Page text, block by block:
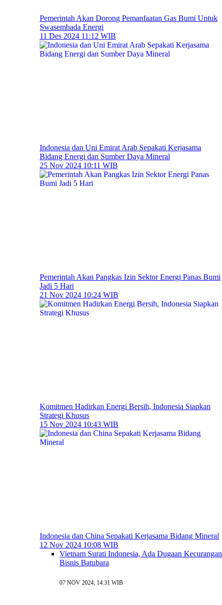
Pemerintah Akan Dorong Pemanfaatan Gas Bumi Untuk
Swasembada Energi
11 Des 2024 11:12 WIB
Indonesia dan Uni Emirat Arab Sepakati Kerjasama
Bidang Energi dan Sumber Daya Mineral
25 Nov 2024 10:11 WIB
Pemerintah Akan Pangkas Izin Sektor Energi Panas Bumi
Jadi 5 Hari
21 Nov 2024 10:24 WIB
Komitmen Hadirkan Energi Bersih, Indonesia Siapkan
Strategi Khusus
15 Nov 2024 10:43 WIB
Indonesia dan China Sepakati Kerjasama Bidang Mineral
12 Nov 2024 10:08 WIB
Vietnam Surati Indonesia, Ada Dugaan Kecurangan
Bisnis Batubara
07 NOV 2024, 14:31 WIB